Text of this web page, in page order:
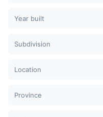
Year built
Subdivision
Location
Province